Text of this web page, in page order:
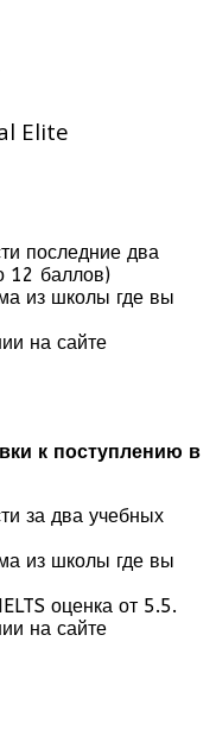
Elite
последние два
12 баллов)
из школы где вы
на сайте
к поступлению в
за два учебных
из школы где вы
оценка от 5.5.
на сайте